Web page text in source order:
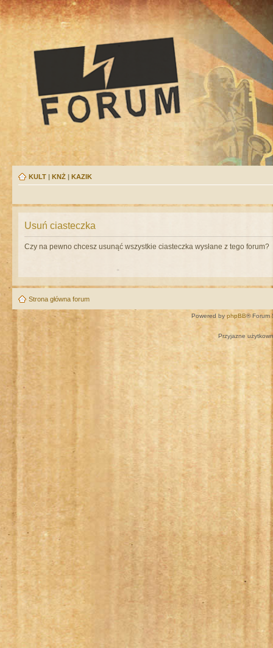
KULT | KNŻ | KAZIK
Usuń ciasteczka
Czy na pewno chcesz usunąć wszystkie ciasteczka wysłane z tego forum?
Strona główna forum
Powered by phpBB® Forum
Przyjazne